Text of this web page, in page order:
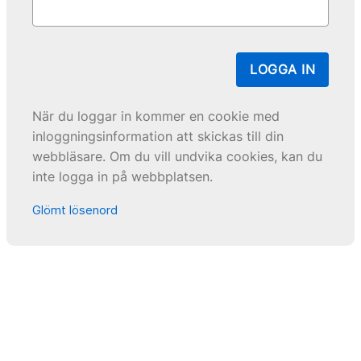
LOGGA IN
När du loggar in kommer en cookie med
inloggningsinformation att skickas till din
webbläsare. Om du vill undvika cookies, kan du
inte logga in på webbplatsen.
Glömt lösenord